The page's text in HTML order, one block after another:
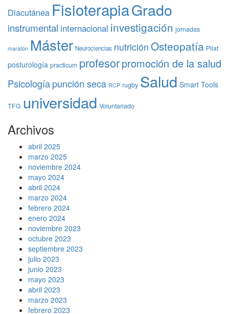
Diacutánea FisioterapiaGrado
instrumental internacional investigación jornadas
maratón Máster Neurociencias nutrición Osteopatía Pilat
posturología practicum profesorpromoción de la salud
Psicologíapunción seca RCP rugby Salud Smart Tools
TFG universidad Voluntariado
Archivos
abril 2025
marzo 2025
noviembre 2024
mayo 2024
abril 2024
marzo 2024
febrero 2024
enero 2024
noviembre 2023
octubre 2023
septiembre 2023
julio 2023
junio 2023
mayo 2023
abril 2023
marzo 2023
febrero 2023